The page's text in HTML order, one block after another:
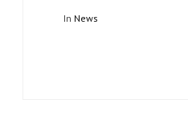
In News